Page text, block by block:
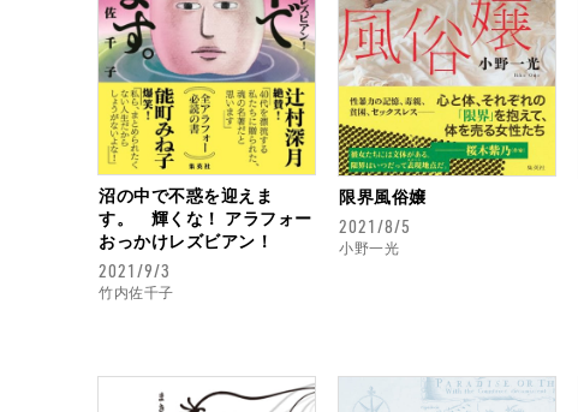
沼の中で不惑を迎えま
す。 輝くな！ アラフォー
おっかけレズビアン！
2021/9/3
竹内佐千子
限界風俗嬢
2021/8/5
小野一光